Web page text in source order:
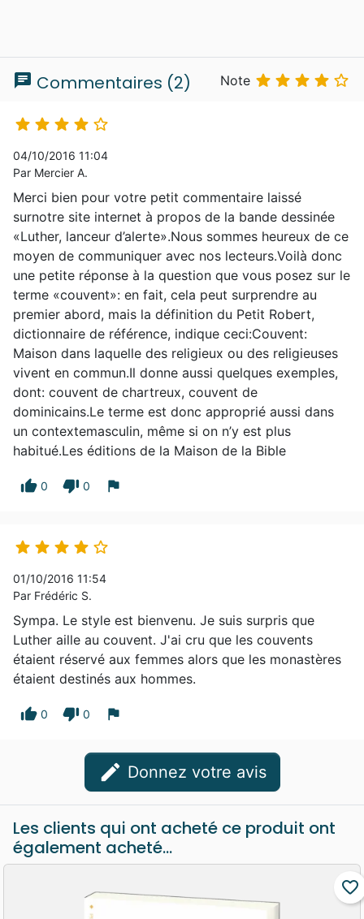
chat Commentaires (2) Note     
    
04/10/2016 11:04
Par Mercier A.
Merci bien pour votre petit commentaire laissé
surnotre site internet à propos de la bande dessinée
«Luther, lanceur d’alerte».Nous sommes heureux de ce
moyen de communiquer avec nos lecteurs.Voilà donc
une petite réponse à la question que vous posez sur le
terme «couvent»: en fait, cela peut surprendre au
premier abord, mais la définition du Petit Robert,
dictionnaire de référence, indique ceci:Couvent:
Maison dans laquelle des religieux ou des religieuses
vivent en commun.Il donne aussi quelques exemples,
dont: couvent de chartreux, couvent de
dominicains.Le terme est donc approprié aussi dans
un contextemasculin, même si on n’y est plus
habitué.Les éditions de la Maison de la Bible
thumb_up 0 thumb_down 0 flag
    
01/10/2016 11:54
Par Frédéric S.
Sympa. Le style est bienvenu. Je suis surpris que
Luther aille au couvent. J'ai cru que les couvents
étaient réservé aux femmes alors que les monastères
étaient destinés aux hommes.
thumb_up 0 thumb_down 0 flag
edit Donnez votre avis
Les clients qui ont acheté ce produit ont
également acheté...
favorite_border